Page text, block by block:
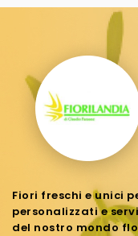
Fiori freschi e unici
personalizzati e
del nostro mondo